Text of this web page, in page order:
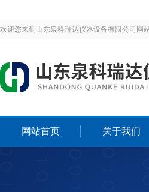
欢迎您来到山东泉科瑞达仪器设备有限公司网
网站首页 关于我们